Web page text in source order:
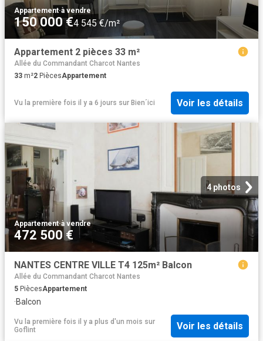
Appartement·à vendre
150 000 €4 545 €/m²
Appartement 2 pièces 33 m²
Allée du Commandant Charcot Nantes
33 m²2 PiècesAppartement
Vu la première fois il y a 6 jours sur Bien´ici Voir les détails
4 photos
Appartement·à vendre
472 500 €
NANTES CENTRE VILLE T4 125m² Balcon
Allée du Commandant Charcot Nantes
5 PiècesAppartement
·Balcon
Vu la première fois il y a plus d'un mois sur
Goflint
Voir les détails